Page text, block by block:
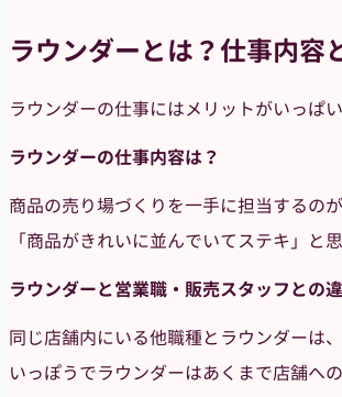
ラウンダーとは？仕事内容
ラウンダーの仕事にはメリットがいっぱ
ラウンダーの仕事内容は？
商品の売り場づくりを一手に担当するの
「商品がきれいに並んでいてステキ」と
ラウンダーと営業職・販売スタッフとの
同じ店舗内にいる他職種とラウンダーは
いっぽうでラウンダーはあくまで店舗へ